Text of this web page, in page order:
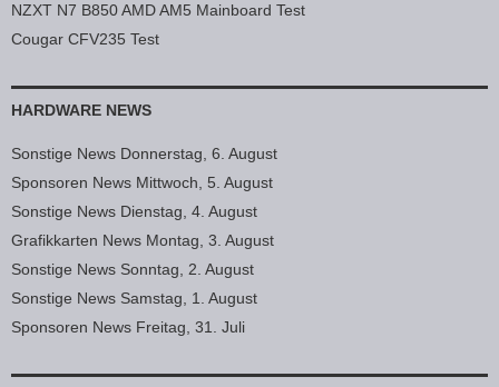
NZXT N7 B850 AMD AM5 Mainboard Test
Cougar CFV235 Test
HARDWARE NEWS
Sonstige News Donnerstag, 6. August
Sponsoren News Mittwoch, 5. August
Sonstige News Dienstag, 4. August
Grafikkarten News Montag, 3. August
Sonstige News Sonntag, 2. August
Sonstige News Samstag, 1. August
Sponsoren News Freitag, 31. Juli